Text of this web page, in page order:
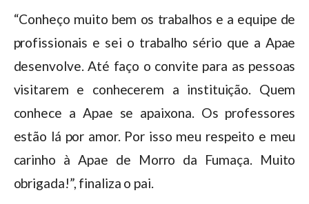
“Conheço muito bem os trabalhos e a equipe de
profissionais e sei o trabalho sério que a Apae
desenvolve. Até faço o convite para as pessoas
visitarem e conhecerem a instituição. Quem
conhece a Apae se apaixona. Os professores
estão lá por amor. Por isso meu respeito e meu
carinho à Apae de Morro da Fumaça. Muito
obrigada!”, finaliza o pai.